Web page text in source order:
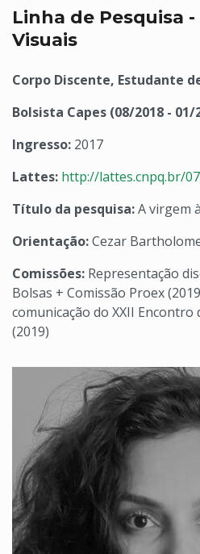
Linha de Pesquisa
Visuais
Corpo Discente, Estudante
Bolsista Capes (08/2018 - 01/
Ingresso: 2017
Lattes: http://lattes.cnpq.br/
Título da pesquisa:A virgem
Orientação:Cezar
Comissões: Representação
Bolsas + Comissão Proex
comunicação do XXII Encontro
(2019)